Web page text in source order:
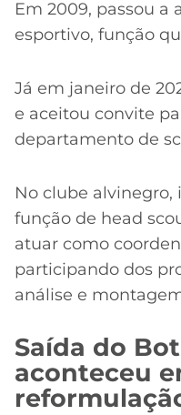
Em 2009, passou a
esportivo, função
Já em janeiro de
e aceitou convite
departamento de
No clube
função de head
atuar como
participando dos
análise e
Saída do
aconteceu